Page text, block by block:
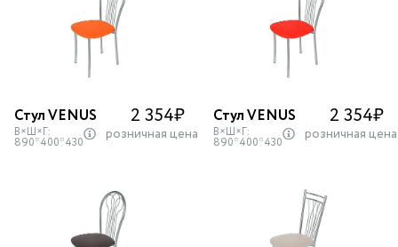
Стул VENUS 2 354₽
В×Ш×Г:
890*400*430 розничная цена
Стул VENUS 2 354₽
В×Ш×Г:
890*400*430 розничная цена